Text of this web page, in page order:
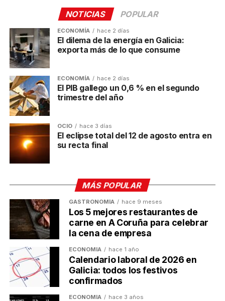
inversiones en activos fijos productivos. Plazo:
21/01/2025 al 30/09/2025.
Innovación con Inteligencia Artificial
(IG408M – IA360): para proyectos que
integren IA en procesos empresariales. Plazo:
22/01/2025 al 31/10/2025.
Ayudas para STARTUPs (IG408G): apoyo a
inversiones en empresas emergentes. Plazo:
21/01/2025 al 30/09/2025.
Talleres multidisciplinares (IG300H)
colaboración en digitalización, sostenibilidad y
logística avanzada. Plazo: 21/01/2025 al
21/02/2025.
Programa RE-ACCIONA (IG402A): servicios de
asesoramiento profesional modular. Plazo:
21/01/2025 al 17/11/2025.
Programa TICKET INNOVA (IG408K): apoyo a
planes de desarrollo tecnológico. Plazo:
21/01/2025 al 30/09/2025.
Complemento de ayudas de la
Consellería de Empleo,
NOTICIAS POPULAR
ECONOMÍA hace 2 días
El dilema de la energía en Galicia:
exporta más de lo que consume
ECONOMÍA hace 2 días
El PIB gallego un 0,6 % en el segundo
trimestre del año
OCIO hace 3 días
El eclipse total del 12 de agosto entra en
su recta final
MÁS POPULAR
GASTRONOMÍA hace 9 meses
Los 5 mejores restaurantes de
carne en A Coruña para celebrar
la cena de empresa
ECONOMÍA hace 1 año
Calendario laboral de 2026 en
Galicia: todos los festivos
confirmados
ECONOMÍA hace 3 años